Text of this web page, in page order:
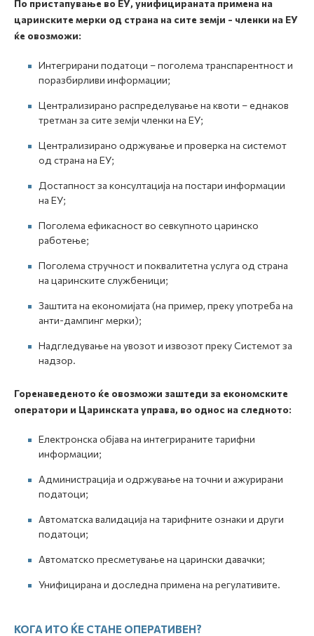
По пристапување во ЕУ, унифицираната примена на
царинските мерки од страна на сите земји - членки на ЕУ
ќе овозможи:
Интегрирани податоци – поголема транспарентност и
поразбирливи информации;
Централизирано распределување на квоти – еднаков
третман за сите земји членки на ЕУ;
Централизирано одржување и проверка на системот
од страна на ЕУ;
Достапност за консултација на постари информации
на ЕУ;
Поголема ефикасност во севкупното царинско
работење;
Поголема стручност и поквалитетна услуга од страна
на царинските службеници;
Заштита на економијата (на пример, преку употреба на
анти-дампинг мерки);
Надгледување на увозот и извозот преку Системот за
надзор.
Горенаведеното ќе овозможи заштеди за економските
оператори и Царинската управа, во однос на следното:
Електронска објава на интегрираните тарифни
информации;
Администрација и одржување на точни и ажурирани
податоци;
Автоматска валидација на тарифните ознаки и други
податоци;
Автоматско пресметување на царински давачки;
Унифицирана и доследна примена на регулативите.
КОГА ИТО ЌЕ СТАНЕ ОПЕРАТИВЕН?